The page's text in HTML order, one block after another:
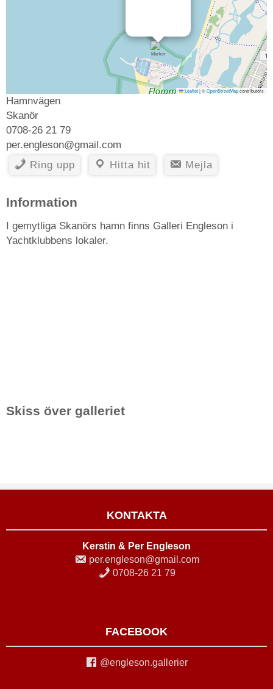
Leaflet|©OpenStreetMapcontributors
Hamnvägen
Skanör
0708-26 21 79
per.engleson@gmail.com
Ring upp
Hitta hit Mejla
Information
I gemytliga Skanörs hamn finns Galleri Engleson i
Yachtklubbens lokaler.
Skiss över galleriet
KONTAKTA
Kerstin & Per Engleson
per.engleson@gmail.com
0708-26 21 79
FACEBOOK
@engleson.gallerier